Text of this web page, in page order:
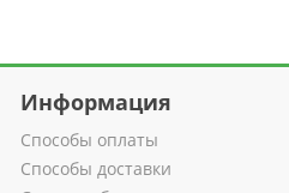
Информация
Способы оплаты
Способы доставки